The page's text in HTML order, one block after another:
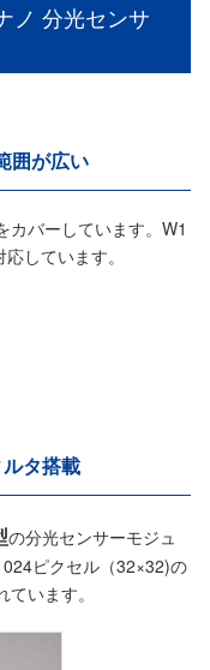
ノ 分光センサ
囲が広い
カバーしています。W1
しています。
タ搭載
の分光センサーモジュ
ピクセル（32×32)の
います。